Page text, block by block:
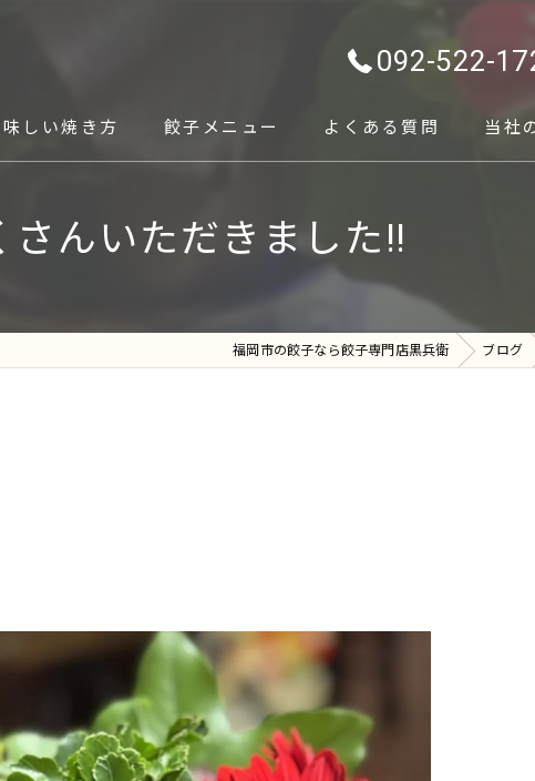
092-522-
しい焼き方 餃子メニュー よくある質問 当社
イベン
さんいただきました‼️
福岡市の餃子なら餃子専門店黒兵衛 ブログ